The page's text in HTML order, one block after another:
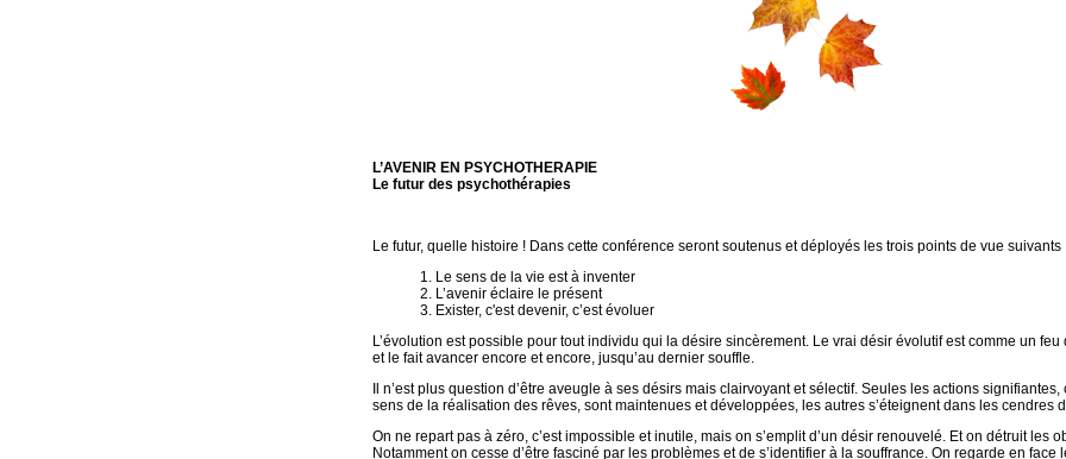
L’AVENIR EN PSYCHOTHERAPIE
Le futur des psychothérapies
Le futur, quelle histoire ! Dans cette conférence seront soutenus et déployés les trois points de vue suivants
1. Le sens de la vie est à inventer
2. L’avenir éclaire le présent
3. Exister, c'est devenir, c’est évoluer
L’évolution est possible pour tout individu qui la désire sincèrement. Le vrai désir évolutif est comme un
et le fait avancer encore et encore, jusqu’au dernier souffle.
Il n’est plus question d’être aveugle à ses désirs mais clairvoyant et sélectif. Seules les actions
sens de la réalisation des rêves, sont maintenues et développées, les autres s’éteignent dans les cendres
On ne repart pas à zéro, c’est impossible et inutile, mais on s’emplit d’un désir renouvelé. Et on détruit les
Notamment on cesse d’être fasciné par les problèmes et de s’identifier à la souffrance. On regarde en face